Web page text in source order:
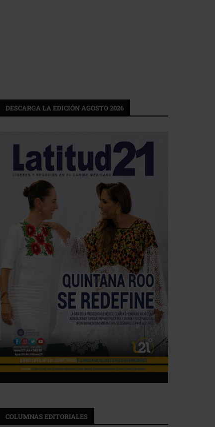
DESCARGA LA EDICIÓN AGOSTO 2026
COLUMNAS EDITORIALES